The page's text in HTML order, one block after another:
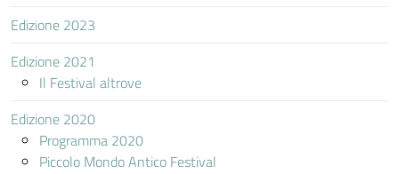
Edizione 2023
Edizione 2021
Il Festival altrove
Edizione 2020
Programma 2020
Piccolo Mondo Antico Festival